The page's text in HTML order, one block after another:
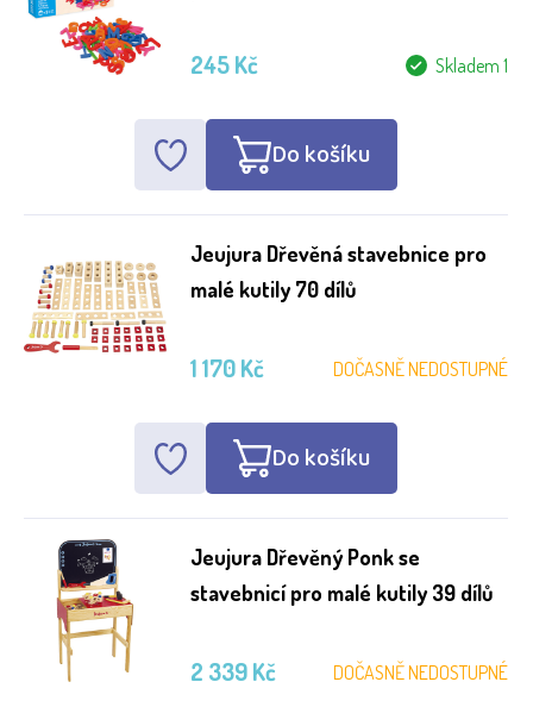
Skladem 1
245 Kč
Do košíku
Jeujura Dřevěná stavebnice pro
malé kutily 70 dílů
DOČASNĚ NEDOSTUPNÉ
1 170 Kč
Do košíku
Jeujura Dřevěný Ponk se
stavebnicí pro malé kutily 39 dílů
DOČASNĚ NEDOSTUPNÉ
2 339 Kč